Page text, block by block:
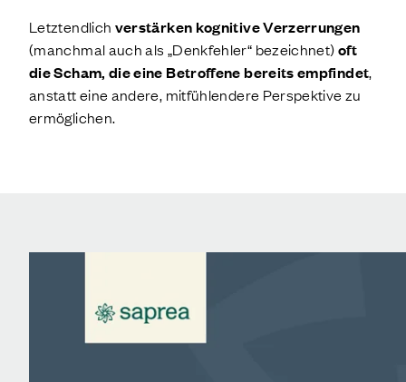
Letztendlich verstärken kognitive Verzerrungen
(manchmal auch als „Denkfehler“ bezeichnet)oft
die Scham, die eine Betroffene bereits empfindet,
anstatt eine andere, mitfühlendere Perspektive zu
ermöglichen.